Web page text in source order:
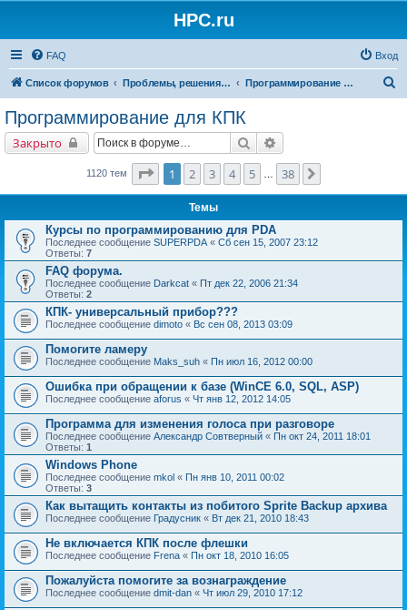
HPC.ru
FAQ Вход
Список форумов Проблемы, решения, советы Программирование для КПК
Программирование для КПК
Закрыто Поиск
1120 тем Страница1 из
1 2 3 4 5 38
Темы
Курсы по программированию для PDA
Последнее сообщение SUPERPDA « Сб сен 15, 2007 23:12
Ответы: 7
FAQ форума.
Последнее сообщение Darkcat « Пт дек 22, 2006 21:34
Ответы: 2
КПК- универсальный прибор???
Последнее сообщение dimoto « Вс сен 08, 2013 03:09
Помогите ламеру
Последнее сообщение Maks_suh « Пн июл 16, 2012 00:00
Ошибка при обращении к базе (WinCE 6.0, SQL, ASP)
Последнее сообщение aforus « Чт янв 12, 2012 14:05
Программа для изменения голоса при разговоре
Последнее сообщение Александр Совтверный « Пн окт 24, 2011 18:01
Ответы: 1
Windows Phone
Последнее сообщение mkol « Пн янв 10, 2011 00:02
Ответы: 3
Как вытащить контакты из побитого Sprite Backup архива
Последнее сообщение Градусник « Вт дек 21, 2010 18:43
Не включается КПК после флешки
Последнее сообщение Frena « Пн окт 18, 2010 16:05
Пожалуйста помогите за вознаграждение
Последнее сообщение dmit-dan « Чт июл 29, 2010 17:12